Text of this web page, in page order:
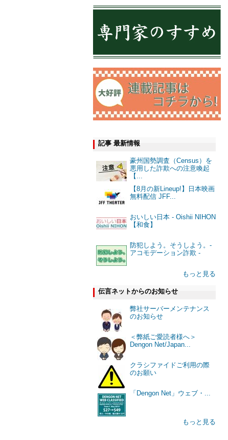
記事 最新情報
豪州国勢調査（Census）を
悪用した詐欺への注意喚起
【...
【8月の新Lineup!】日本映画
無料配信 JFF...
おいしい日本 - Oishii NIHON
【和食】
防犯しよう。そうしよう。-
アコモデーション詐欺 -
もっと見る
伝言ネットからのお知らせ
弊社サーバーメンテナンス
のお知らせ
＜弊紙ご愛読者様へ＞
Dengon Net/Japan...
クラシファイドご利用の際
のお願い
「Dengon Net」ウェブ・...
もっと見る